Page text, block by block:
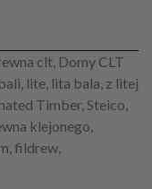
clt, Domy CLT
lite, lita bala, z litej
Timber, Steico,
klejonego,
fildrew,